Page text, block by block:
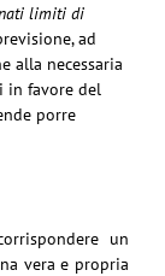
limiti di
ad
alla necessaria
in favore del
porre
un
vera e propria